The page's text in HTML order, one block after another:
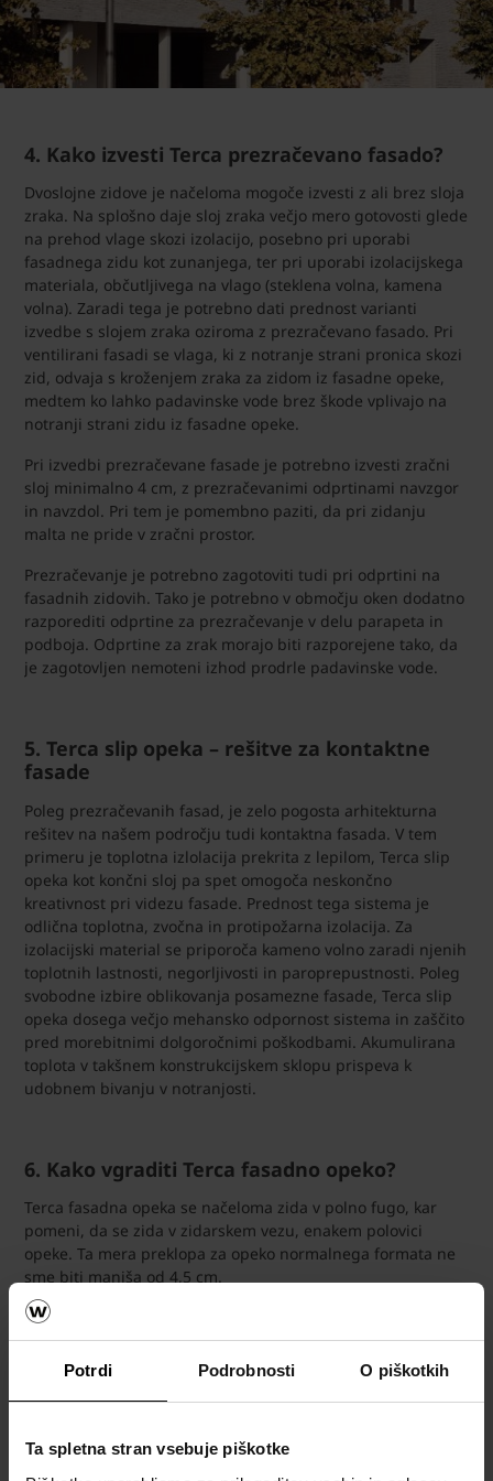
Potrdi Podrobnosti O piškotkih
Ta spletna stran vsebuje piškotke
4. Kako izvesti Terca prezračevano fasado?
Dvoslojne zidove je načeloma mogoče izvesti z ali brez sloja
zraka. Na splošno daje sloj zraka večjo mero gotovosti glede
na prehod vlage skozi izolacijo, posebno pri uporabi
fasadnega zidu kot zunanjega, ter pri uporabi izolacijskega
materiala, občutljivega na vlago (steklena volna, kamena
volna). Zaradi tega je potrebno dati prednost varianti
izvedbe s slojem zraka oziroma z prezračevano fasado. Pri
ventilirani fasadi se vlaga, ki z notranje strani pronica skozi
zid, odvaja s kroženjem zraka za zidom iz fasadne opeke,
medtem ko lahko padavinske vode brez škode vplivajo na
notranji strani zidu iz fasadne opeke.
Pri izvedbi prezračevane fasade je potrebno izvesti zračni
sloj minimalno 4 cm, z prezračevanimi odprtinami navzgor
in navzdol. Pri tem je pomembno paziti, da pri zidanju
malta ne pride v zračni prostor.
Prezračevanje je potrebno zagotoviti tudi pri odprtini na
fasadnih zidovih. Tako je potrebno v območju oken dodatno
razporediti odprtine za prezračevanje v delu parapeta in
podboja. Odprtine za zrak morajo biti razporejene tako, da
je zagotovljen nemoteni izhod prodrle padavinske vode.
5. Terca slip opeka – rešitve za kontaktne
fasade
Poleg prezračevanih fasad, je zelo pogosta arhitekturna
rešitev na našem področju tudi kontaktna fasada. V tem
primeru je toplotna izlolacija prekrita z lepilom, Terca slip
opeka kot končni sloj pa spet omogoča neskončno
kreativnost pri videzu fasade. Prednost tega sistema je
odlična toplotna, zvočna in protipožarna izolacija. Za
izolacijski material se priporoča kameno volno zaradi njenih
toplotnih lastnosti, negorljivosti in paroprepustnosti. Poleg
svobodne izbire oblikovanja posamezne fasade, Terca slip
opeka dosega večjo mehansko odpornost sistema in zaščito
pred morebitnimi dolgoročnimi poškodbami. Akumulirana
toplota v takšnem konstrukcijskem sklopu prispeva k
udobnem bivanju v notranjosti.
6. Kako vgraditi Terca fasadno opeko?
Terca fasadna opeka se načeloma zida v polno fugo, kar
pomeni, da se zida v zidarskem vezu, enakem polovici
opeke. Ta mera preklopa za opeko normalnega formata ne
sme biti manjša od 4,5 cm.
Raster projektiranja
Da bi zagotovili optimalno povezovanje fasadnega zidu, se
je potrebno držati meritvenega razmerja — modula.
Rasterska mera navadno določa pojavno sliko zgradbe s